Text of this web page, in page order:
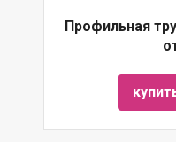
Профильная